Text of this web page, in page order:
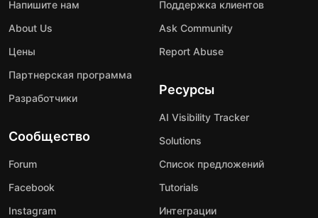
Напишите нам
About Us
Цены
Партнерская программа
Разработчики
Сообщество
Forum
Facebook
Instagram
Поддержка клиентов
Ask Community
Report Abuse
Ресурсы
AI Visibility Tracker
Solutions
Список предложений
Tutorials
Интеграции